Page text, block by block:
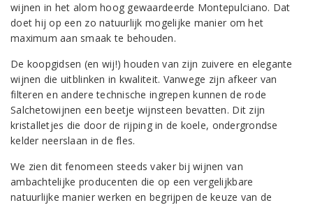
wijnen in het alom hoog gewaardeerde Montepulciano. Dat
doet hij op een zo natuurlijk mogelijke manier om het
maximum aan smaak te behouden.
De koopgidsen (en wij!) houden van zijn zuivere en elegante
wijnen die uitblinken in kwaliteit. Vanwege zijn afkeer van
filteren en andere technische ingrepen kunnen de rode
Salchetowijnen een beetje wijnsteen bevatten. Dit zijn
kristalletjes die door de rijping in de koele, ondergrondse
kelder neerslaan in de fles.
We zien dit fenomeen steeds vaker bij wijnen van
ambachtelijke producenten die op een vergelijkbare
natuurlijke manier werken en begrijpen de keuze van de